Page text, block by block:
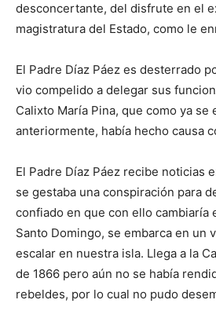
desconcertante, del disfrute en el
magistratura del Estado, como le
El Padre Díaz Páez es desterrado
vio compelido a ­de­legar sus
Calixto María Pina, que como ya se
anteriormente, había hecho causa
El Padre Díaz Páez reci­be noticias
se gestaba una cons­piración para
confiado en que con ello cambiaría
Santo Domingo, se embarca en un
escalar en nuestra isla. Llega a la
de 1866 pero aún no se había
rebeldes, por lo cual no pudo